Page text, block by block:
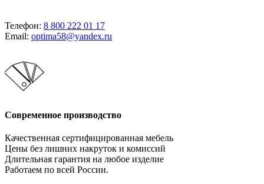
Телефон: 8 800 222 01 17
Email: optima58@yandex.ru
Современное производство
Качественная сертифицированная мебель
Цены без лишних накруток и комиссий
Длительная гарантия на любое изделие
Работаем по всей России.